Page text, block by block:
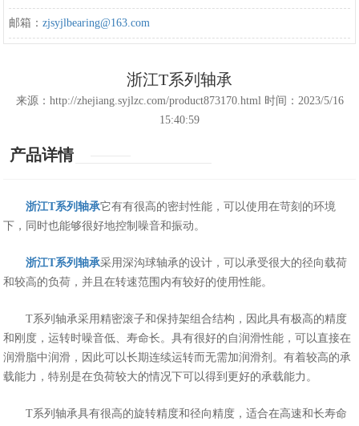
邮箱：zjsyjlbearing@163.com
浙江T系列轴承
来源：http://zhejiang.syjlzc.com/product873170.html 时间：2023/5/16
15:40:59
产品详情
浙江T系列轴承它有有很高的密封性能，可以使用在苛刻的环境
下，同时也能够很好地控制噪音和振动。
浙江T系列轴承采用深沟球轴承的设计，可以承受很大的径向载荷
和较高的负荷，并且在转速范围内有较好的使用性能。
T系列轴承采用精密滚子和保持架组合结构，因此具有极高的精度
和刚度，运转时噪音低、寿命长。具有很好的自润滑性能，可以直接在
润滑脂中润滑，因此可以长期连续运转而无需加润滑剂。有着较高的承
载能力，特别是在负荷较大的情况下可以得到更好的承载能力。
T系列轴承具有很高的旋转精度和径向精度，适合在高速和长寿命